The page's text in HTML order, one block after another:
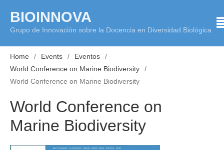
content
BIOINNOVA
Grupo de Innovación sobre la Docencia en Diversidad Biológica
Home Events
Eventos
World Conference on Marine Biodiversity
World Conference on Marine Biodiversity
World Conference on
Marine Biodiversity